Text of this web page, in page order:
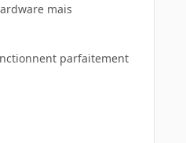
mais
parfaitement